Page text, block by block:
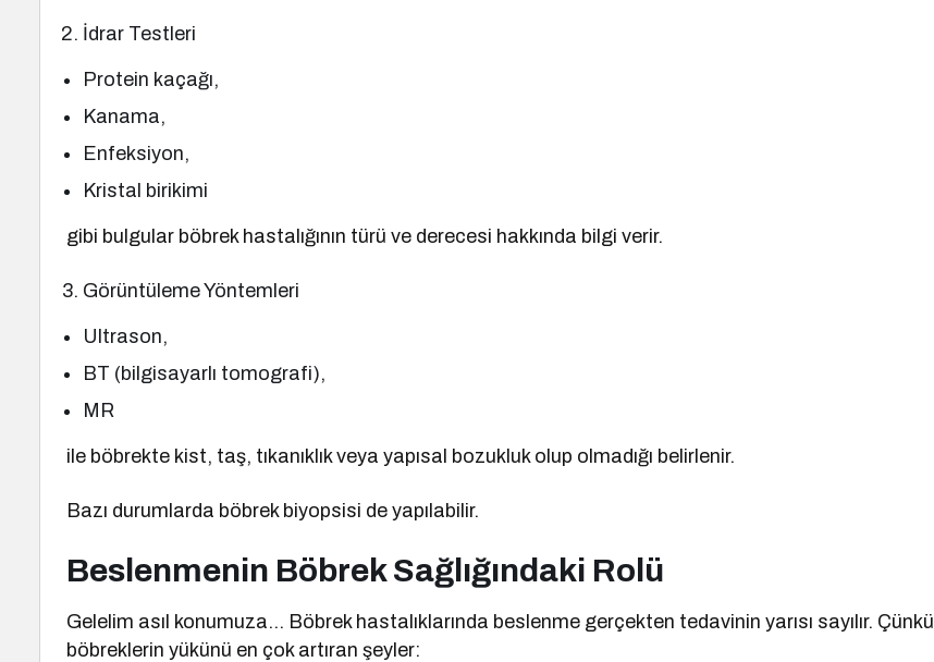
İdrar Testleri
Protein kaçağı,
Kanama,
Enfeksiyon,
Kristal birikimi
gibi bulgular böbrek hastalığının türü ve derecesi hakkında bilgi verir.
Görüntüleme Yöntemleri
Ultrason,
BT (bilgisayarlı tomografi),
MR
ile böbrekte kist, taş, tıkanıklık veya yapısal bozukluk olup olmadığı belirlenir.
Bazı durumlarda böbrek biyopsisi de yapılabilir.
Beslenmenin Böbrek Sağlığındaki Rolü
Gelelim asıl konumuza… Böbrek hastalıklarında beslenme gerçekten tedavinin yarısı sayılır. Çünkü
böbreklerin yükünü en çok artıran şeyler: